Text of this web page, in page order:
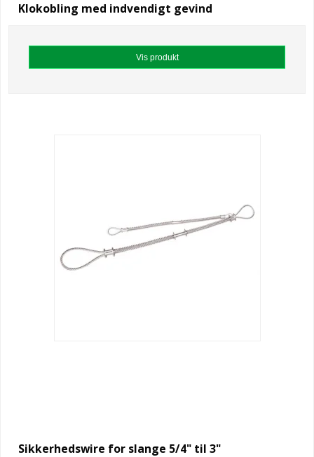
Klokobling med indvendigt gevind
Vis produkt
Sikkerhedswire for slange 5/4" til 3"